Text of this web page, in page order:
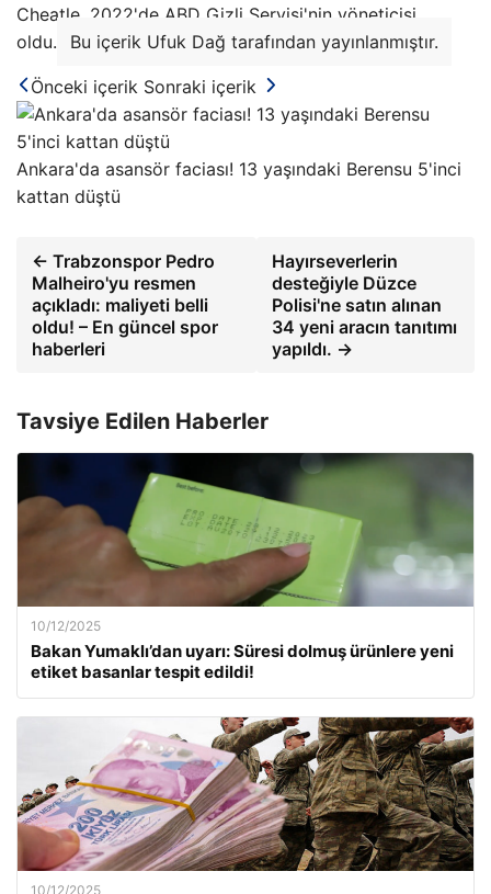
Cheatle, 2022'de ABD Gizli Servisi'nin yöneticisi
oldu.
Bu içerik Ufuk Dağ tarafından yayınlanmıştır.
Önceki içerik Sonraki içerik
Ankara'da asansör faciası! 13 yaşındaki Berensu 5'inci
kattan düştü
← Trabzonspor Pedro
Malheiro'yu resmen
açıkladı: maliyeti belli
oldu! – En güncel spor
haberleri
Hayırseverlerin
desteğiyle Düzce
Polisi'ne satın alınan
34 yeni aracın tanıtımı
yapıldı. →
Tavsiye Edilen Haberler
10/12/2025
Bakan Yumaklı’dan uyarı: Süresi dolmuş ürünlere yeni
etiket basanlar tespit edildi!
10/12/2025